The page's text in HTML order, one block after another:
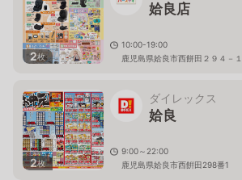
2枚
姶良店
10:00-19:00
鹿児島県姶良市西餅田２９４－１
2枚
ダイレックス
姶良
9:00～22:00
鹿児島県姶良市西餠田298番1